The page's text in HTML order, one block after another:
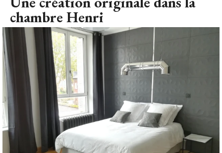
Une création originale dans la chambre Henri © Gîtes de France